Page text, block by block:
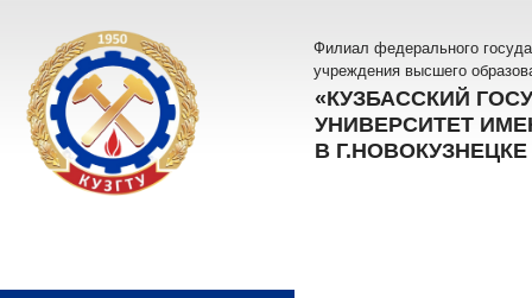
Филиал федерального
учреждения высшего
«КУЗБАССКИЙ
УНИВЕРСИТЕТ
В Г.НОВОКУЗНЕЦКЕ